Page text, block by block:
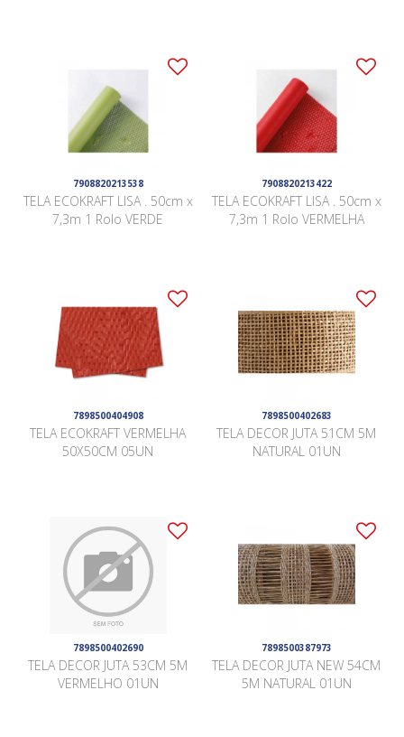
7908820213538
TELA ECOKRAFT LISA . 50cm x
7,3m 1 Rolo VERDE
7908820213422
TELA ECOKRAFT LISA . 50cm x
7,3m 1 Rolo VERMELHA
7898500404908
TELA ECOKRAFT VERMELHA
50X50CM 05UN
7898500402683
TELA DECOR JUTA 51CM 5M
NATURAL 01UN
7898500402690
TELA DECOR JUTA 53CM 5M
VERMELHO 01UN
7898500387973
TELA DECOR JUTA NEW 54CM
5M NATURAL 01UN